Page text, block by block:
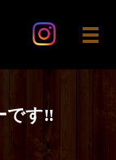
メ
です‼️